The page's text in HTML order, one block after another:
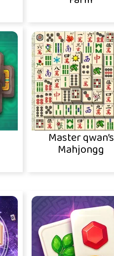
Master qwan’s
Mahjongg